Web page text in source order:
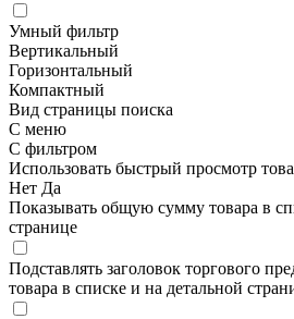
Умный фильтр
Вертикальный
Горизонтальный
Компактный
Вид страницы поиска
С меню
С фильтром
Использовать быстрый просмотр
Нет Да
Показывать общую сумму товара в
странице
Подставлять заголовок торгового
товара в списке и на детальной